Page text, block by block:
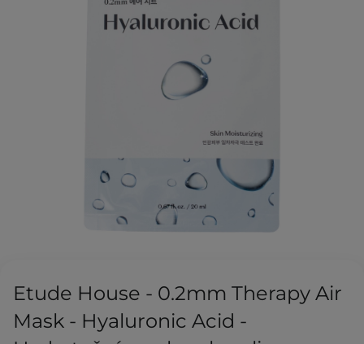
Etude House - 0.2mm Therapy Air
Mask - Hyaluronic Acid -